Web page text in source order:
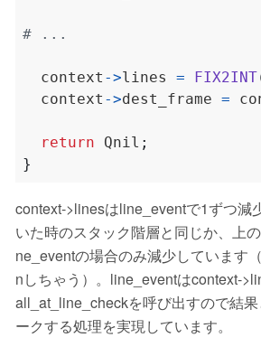
  context
->lines = FIX2INT
  context
->dest_frame =
return Qnil ;
}
context->linesはline_eventで1ずつ減
いた時のスタック階層と同じか、上
ne_eventの場合のみ減少しています
nしちゃう）。line_eventはcontext-
all_at_line_checkを呼び出すので結
ークする処理を実現しています。